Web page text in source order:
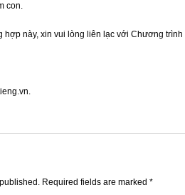
con.
hợp này, xin vui lòng liên lạc với Chương trình
.
Required fields are marked *